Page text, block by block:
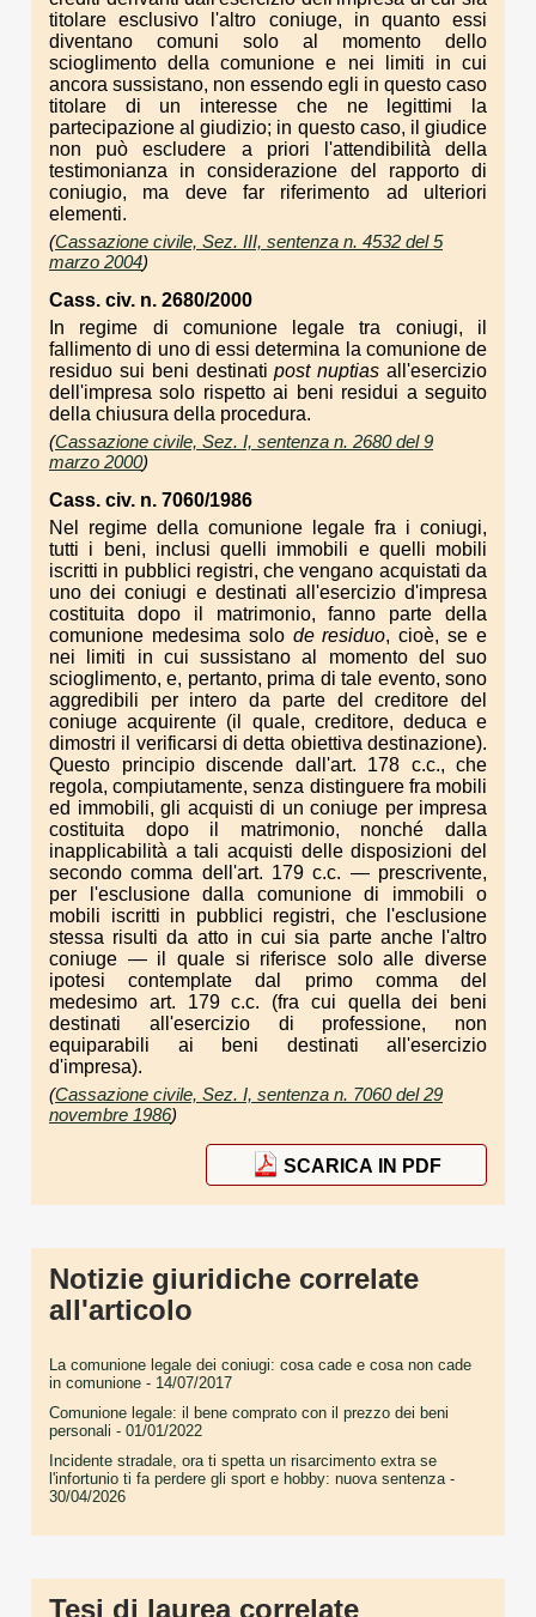
titolare esclusivo l'altro coniuge, in quanto essi
diventano comuni solo al momento dello
scioglimento della comunione e nei limiti in cui
ancora sussistano, non essendo egli in questo caso
titolare di un interesse che ne legittimi la
partecipazione al giudizio; in questo caso, il giudice
non può escludere a priori l'attendibilità della
testimonianza in considerazione del rapporto di
coniugio, ma deve far riferimento ad ulteriori
elementi.
(Cassazione civile, Sez. III, sentenza n. 4532 del 5
marzo 2004)
Cass. civ. n. 2680/2000
In regime di comunione legale tra coniugi, il
fallimento di uno di essi determina la comunione de
residuo sui beni destinatipost nuptias all'esercizio
dell'impresa solo rispetto ai beni residui a seguito
della chiusura della procedura.
(Cassazione civile, Sez. I, sentenza n. 2680 del 9
marzo 2000)
Cass. civ. n. 7060/1986
Nel regime della comunione legale fra i coniugi,
tutti i beni, inclusi quelli immobili e quelli mobili
iscritti in pubblici registri, che vengano acquistati da
uno dei coniugi e destinati all'esercizio d'impresa
costituita dopo il matrimonio, fanno parte della
comunione medesima solo de residuo, cioè, se e
nei limiti in cui sussistano al momento del suo
scioglimento, e, pertanto, prima di tale evento, sono
aggredibili per intero da parte del creditore del
coniuge acquirente (il quale, creditore, deduca e
dimostri il verificarsi di detta obiettiva destinazione).
Questo principio discende dall'art. 178 c.c., che
regola, compiutamente, senza distinguere fra mobili
ed immobili, gli acquisti di un coniuge per impresa
costituita dopo il matrimonio, nonché dalla
inapplicabilità a tali acquisti delle disposizioni del
secondo comma dell'art. 179 c.c. — prescrivente,
per l'esclusione dalla comunione di immobili o
mobili iscritti in pubblici registri, che l'esclusione
stessa risulti da atto in cui sia parte anche l'altro
coniuge — il quale si riferisce solo alle diverse
ipotesi contemplate dal primo comma del
medesimo art. 179 c.c. (fra cui quella dei beni
destinati all'esercizio di professione, non
equiparabili ai beni destinati all'esercizio
d'impresa).
(Cassazione civile, Sez. I, sentenza n. 7060 del 29
novembre 1986)
SCARICA IN PDF
Notizie giuridiche correlate
all'articolo
La comunione legale dei coniugi: cosa cade e cosa non cade
in comunione - 14/07/2017
Comunione legale: il bene comprato con il prezzo dei beni
personali - 01/01/2022
Incidente stradale, ora ti spetta un risarcimento extra se
l'infortunio ti fa perdere gli sport e hobby: nuova sentenza -
30/04/2026
Tesi di laurea correlate